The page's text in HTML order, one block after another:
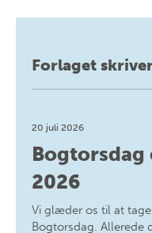
Forlaget
20 juli 2026
2026
Vi glæder os til at
Bogtorsdag. Allerede